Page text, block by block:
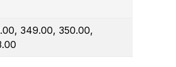
349.00, 350.00,